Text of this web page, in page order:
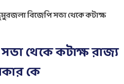
বিজেপি সভা থেকে কটাক্ষ
থেকে কটাক্ষ রাজ্য
কে